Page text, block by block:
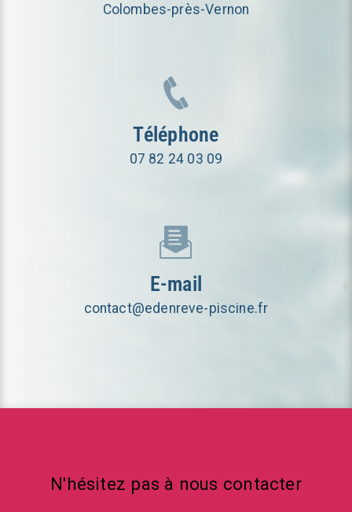
Colombes-près-Vernon
Téléphone
07 82 24 03 09
E-mail
contact@edenreve-piscine.fr
N'hésitez pas à nous contacter